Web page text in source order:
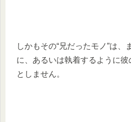
しかもその“兄だったモノ”は、
に、あるいは執着するように彼
としません。